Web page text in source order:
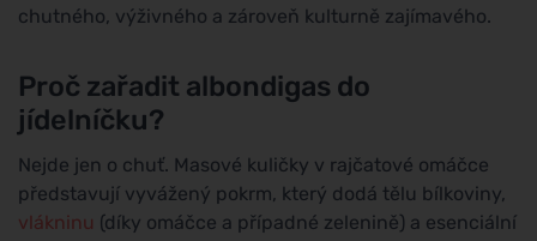
chutného, výživného a zároveň kulturně zajímavého.
Proč zařadit albondigas do
jídelníčku?
Nejde jen o chuť. Masové kuličky v rajčatové omáčce
představují vyvážený pokrm, který dodá tělu bílkoviny,
vlákninu (díky omáčce a případné zelenině) a esenciální